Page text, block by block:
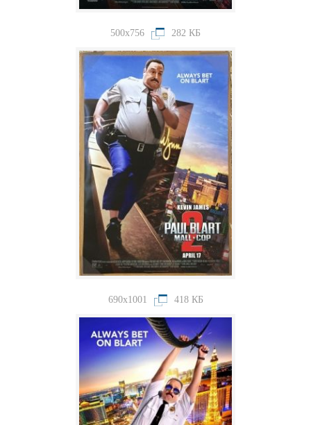
500x756 282 КБ
690x1001 418 КБ